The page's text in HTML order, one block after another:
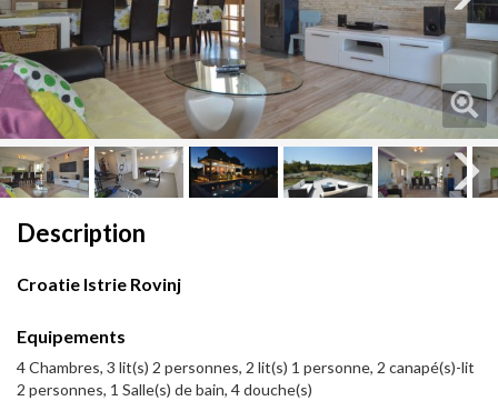
Next
Description
Croatie Istrie Rovinj
Equipements
4 Chambres, 3 lit(s) 2 personnes, 2 lit(s) 1 personne, 2 canapé(s)-lit
2 personnes, 1 Salle(s) de bain, 4 douche(s)